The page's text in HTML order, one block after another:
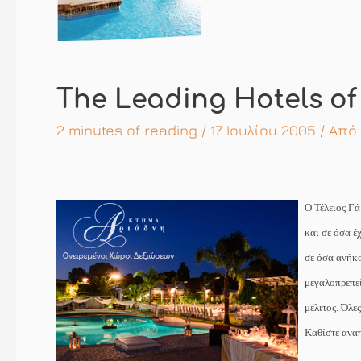
The Leading Hotels
2 minutes of reading / 17 Ιουλίου 2005 / Από
Ο Τέλειος
και σε όσα
σε όσα
μέλιτος.
Καθίστε